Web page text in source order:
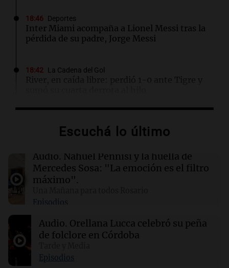
18:46 Deportes
Inter Miami acompaña a Lionel Messi tras la
pérdida de su padre, Jorge Messi
18:42 La Cadena del Gol
River, en caída libre: perdió 1-0 ante Tigre y
Los Pumas no logran vencer a Sudáfrica en un
18:03 Tecnología
OpenAI adquiere la startup de presentaciones
18:03 Tecnología
Google redefine cómo nombra a los grupos de
hackers y su impacto en la ciberseguridad
Escuchá lo último
Audio. Nahuel Pennisi y la huella de
Mercedes Sosa: "La emoción es el filtro
máximo".
Episodios
Audio. Orellana Lucca celebró su peña
de folclore en Córdoba
Episodios